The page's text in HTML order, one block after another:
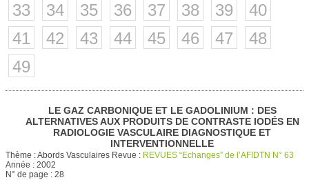
33
34 35 36 37 38 39
40
41
42 43 44 45 46 47
48
49
LE GAZ CARBONIQUE ET LE GADOLINIUM : DES
ALTERNATIVES AUX PRODUITS DE CONTRASTE IODÉS EN
RADIOLOGIE VASCULAIRE DIAGNOSTIQUE ET
INTERVENTIONNELLE
Thème :Abords Vasculaires Revue : REVUES “Echanges” de l’AFIDTN N° 63
Année : 2002
N° de page : 28